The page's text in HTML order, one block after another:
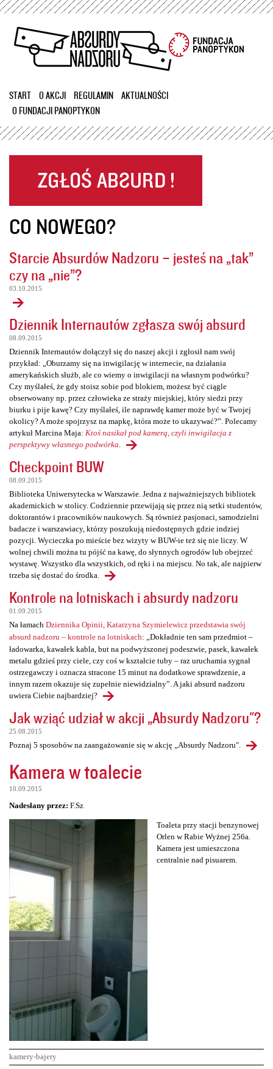
Przejdź
treści
START O AKCJI REGULAMIN
AKTUALNOŚCI
O FUNDACJI PANOPTYKON
CO NOWEGO?
Starcie Absurdów Nadzoru – jesteś na „tak”
czy na „nie”?
03.10.2015
Dziennik Internautów zgłasza swój absurd
08.09.2015
Dziennik Internautów dołączył się do naszej akcji i zgłosił nam swój
przykład: „Oburzamy się na inwigilację w internecie, na działania
amerykańskich służb, ale co wiemy o inwigilacji na własnym podwórku?
Czy myślałeś, że gdy stoisz sobie pod blokiem, możesz być ciągle
obserwowany np. przez człowieka ze straży miejskiej, który siedzi przy
biurku i pije kawę? Czy myślałeś, ile naprawdę kamer może być w Twojej
okolicy? A może spojrzysz na mapkę, która może to ukazywać?”. Polecamy
artykuł Marcina Maja: Ktoś nasikał pod kamerą, czyli inwigilacja z
perspektywy własnego podwórka
Checkpoint BUW
08.09.2015
Biblioteka Uniwersytecka w Warszawie. Jedna z najważniejszych bibliotek
akademickich w stolicy. Codziennie przewijają się przez nią setki studentów,
doktorantów i pracowników naukowych. Są również pasjonaci, samodzielni
badacze i warszawiacy, którzy poszukują niedostępnych gdzie indziej
pozycji. Wycieczka po mieście bez wizyty w BUW-ie też się nie liczy. W
wolnej chwili można tu pójść na kawę, do słynnych ogrodów lub obejrzeć
wystawę. Wszystko dla wszystkich, od ręki i na miejscu. No tak, ale najpierw
trzeba się dostać do środka.
Kontrole na lotniskach i absurdy nadzoru
01.09.2015
Na łamach Dziennika Opinii, Katarzyna Szymielewicz przedstawia swój
absurd nadzoru – kontrole na lotniskach: „Dokładnie ten sam przedmiot –
ładowarka, kawałek kabla, but na podwyższonej podeszwie, pasek, kawałek
metalu gdzieś przy ciele, czy coś w kształcie tuby – raz uruchamia sygnał
ostrzegawczy i oznacza stracone 15 minut na dodatkowe sprawdzenie, a
innym razem okazuje się zupełnie niewidzialny”. A jaki absurd nadzoru
uwiera Ciebie najbardziej?
Jak wziąć udział w akcji „Absurdy Nadzoru"?
25.08.2015
Poznaj 5 sposobów na zaangażowanie się w akcję „Absurdy Nadzoru".
Kamera w toalecie
10.09.2015
Nadesłany przez: F.Sz
Toaleta przy stacji benzynowej
Orlen w Rabie Wyżnej 256a.
Kamera jest umieszczona
centralnie nad pisuarem.
kamery-bajery